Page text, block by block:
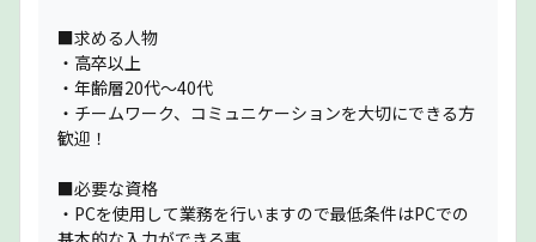
■求める人物
・高卒以上
・年齢層20代〜40代
・チームワーク、コミュニケーションを大切にできる方
歓迎！
■必要な資格
・PCを使用して業務を行いますので最低条件はPCでの